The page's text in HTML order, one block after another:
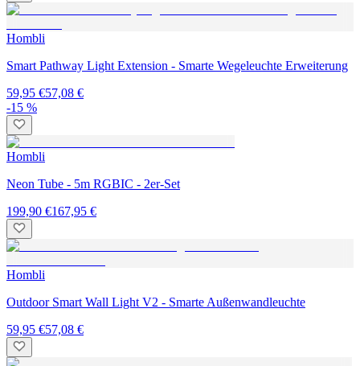
Hombli
Smart Pathway Light Extension - Smarte Wegeleuchte Erweiterung
59,95 €57,08 €
-15 %
Hombli
Neon Tube - 5m RGBIC - 2er-Set
199,90 €167,95 €
Hombli
Outdoor Smart Wall Light V2 - Smarte Außenwandleuchte
59,95 €57,08 €